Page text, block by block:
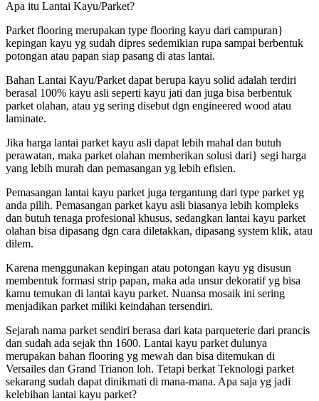
Apa itu Lantai Kayu/Parket?
Parket flooring merupakan type flooring kayu dari campuran}
kepingan kayu yg sudah dipres sedemikian rupa sampai berbentuk
potongan atau papan siap pasang di atas lantai.
Bahan Lantai Kayu/Parket dapat berupa kayu solid adalah terdiri
berasal 100% kayu asli seperti kayu jati dan juga bisa berbentuk
parket olahan, atau yg sering disebut dgn engineered wood atau
laminate.
Jika harga lantai parket kayu asli dapat lebih mahal dan butuh
perawatan, maka parket olahan memberikan solusi dari} segi harga
yang lebih murah dan pemasangan yg lebih efisien.
Pemasangan lantai kayu parket juga tergantung dari type parket yg
anda pilih. Pemasangan parket kayu asli biasanya lebih kompleks
dan butuh tenaga profesional khusus, sedangkan lantai kayu parket
olahan bisa dipasang dgn cara diletakkan, dipasang system klik, atau
dilem.
Karena menggunakan kepingan atau potongan kayu yg disusun
membentuk formasi strip papan, maka ada unsur dekoratif yg bisa
kamu temukan di lantai kayu parket. Nuansa mosaik ini sering
menjadikan parket miliki keindahan tersendiri.
Sejarah nama parket sendiri berasa dari kata parqueterie dari prancis
dan sudah ada sejak thn 1600. Lantai kayu parket dulunya
merupakan bahan flooring yg mewah dan bisa ditemukan di
Versailes dan Grand Trianon loh. Tetapi berkat Teknologi parket
sekarang sudah dapat dinikmati di mana-mana. Apa saja yg jadi
kelebihan lantai kayu parket?